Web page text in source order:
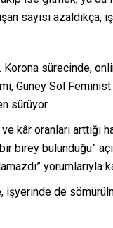
sayısı azaldıkça,
sürecinde,
Güney Sol
sürüyor.
kâr oranları arttığı
bulunduğu”
yorumlarıyla
işyerinde de